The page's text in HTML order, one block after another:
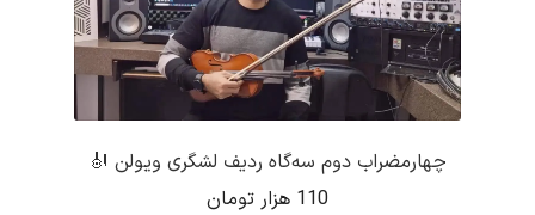
چهارمضراب دوم سه‌گاه ردیف لشگری ویولن 🎻
110 هزار تومان